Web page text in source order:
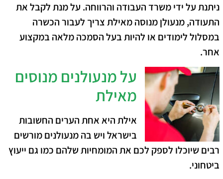
ניתנת על ידי משרד העבודה והרווחה. על מנת לקבל את
התעודה, מנעולן מנוסה מאילת צריך לעבור הכשרה
במסלול לימודים או להיות בעל הסמכה מלאה במקצוע
אחר.
על מנעולנים מנוסים
מאילת
אילת היא אחת הערים החשובות
בישראל ויש בה מנעולנים מורשים
רבים שיוכלו לספק לכם את המומחיות שלהם כמו גם ייעוץ
ביטחוני.